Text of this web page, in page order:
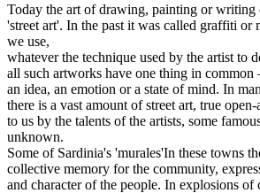
Today the art of drawing, painting or writing
'street art'. In the past it was called graffiti or
we use,
whatever the technique used by the artist to
all such artworks have one thing in common
an idea, an emotion or a state of mind. In
there is a vast amount of street art, true
to us by the talents of the artists, some
unknown.
Some of Sardinia's 'murales'In these towns
collective memory for the community,
and character of the people. In explosions